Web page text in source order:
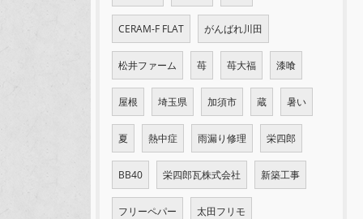
CERAM-F FLAT がんばれ川田
松井ファーム 苺 苺大福 漆喰
屋根 埼玉県 加須市 蔵 暑い
夏 熱中症 雨漏り修理 栄四郎
BB40 栄四郎瓦株式会社 新築工事
フリーペパー 太田フリモ